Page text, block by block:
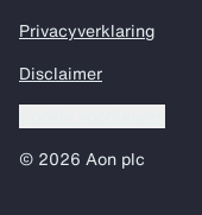
Privacyverklaring
Disclaimer
© 2026 Aon plc